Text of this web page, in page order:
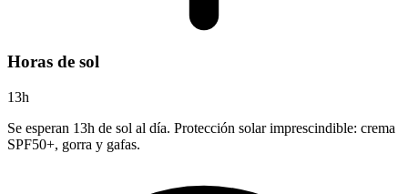
Horas de sol
13h
Se esperan 13h de sol al día. Protección solar imprescindible: crema
SPF50+, gorra y gafas.